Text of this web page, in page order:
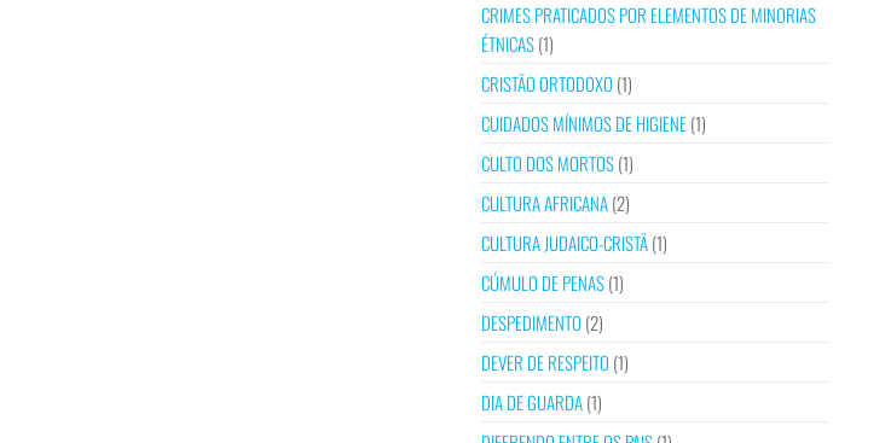
CRIMES PRATICADOS POR ELEMENTOS DE MINORIAS
ÉTNICAS(1)
CRISTÃO ORTODOXO (1)
CUIDADOS MÍNIMOS DE HIGIENE(1)
CULTO DOS MORTOS(1)
CULTURA AFRICANA(2)
CULTURA JUDAICO-CRISTÃ(1)
CÚMULO DE PENAS(1)
DESPEDIMENTO (2)
DEVER DE RESPEITO (1)
DIA DE GUARDA(1)